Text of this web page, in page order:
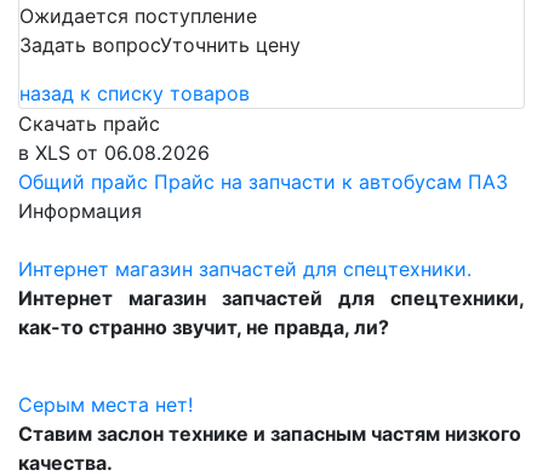
Ожидается поступление
Задать вопросУточнить цену
назад к списку товаров
Скачать прайс
в XLS от 06.08.2026
Общий прайс Прайс на запчасти к автобусам ПАЗ
Информация
Интернет магазин запчастей для спецтехники.
Интернет магазин запчастей для спецтехники,
как-то странно звучит, не правда, ли?
Серым места нет!
Ставим заслон технике и запасным частям низкого
качества.